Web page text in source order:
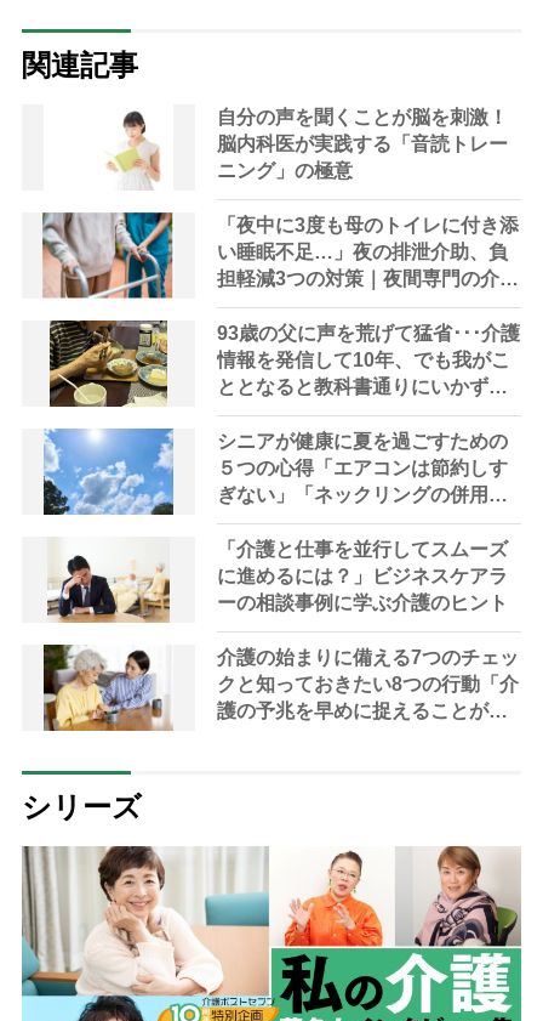
関連記事
自分の声を聞くことが脳を刺激！
脳内科医が実践する「音読トレー
ニング」の極意
「夜中に3度も母のトイレに付き添
い睡眠不足…」夜の排泄介助、負
担軽減3つの対策｜夜間専門の介護
対策やレスパイトケアなどケアマ
ネに相談を
93歳の父に声を荒げて猛省･･･介護
情報を発信して10年、でも我がこ
ととなると教科書通りにいかずに
ため息「感情と理性の狭間で右往
左往する現実」
シニアが健康に夏を過ごすための
５つの心得「エアコンは節約しす
ぎない」「ネックリングの併用で
電気代をお得に」【節約＆家事ア
ドバイザー解説】
「介護と仕事を並行してスムーズ
に進めるには？」ビジネスケアラ
ーの相談事例に学ぶ介護のヒント
介護の始まりに備える7つのチェッ
クと知っておきたい8つの行動「介
護の予兆を早めに捉えることが大
シリーズ